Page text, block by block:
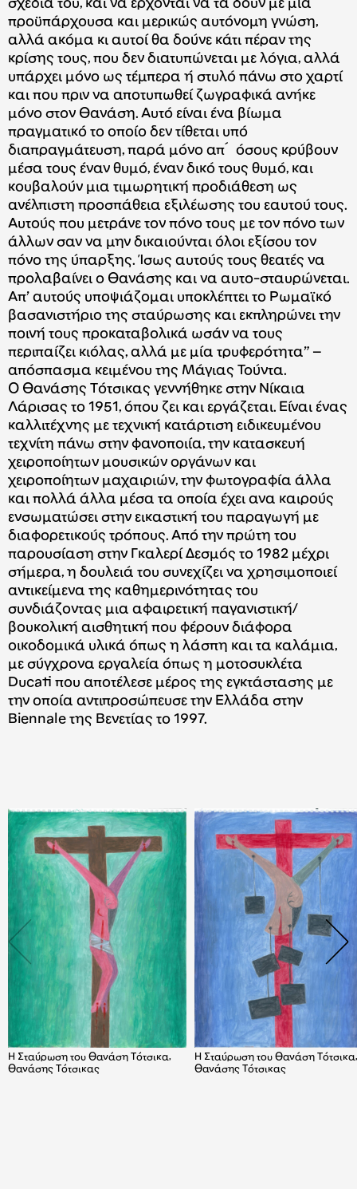
σχέδια του, και να έρχονται να τα δουν με μία
προϋπάρχουσα και μερικώς αυτόνομη γνώση,
αλλά ακόμα κι αυτοί θα δούνε κάτι πέραν της
κρίσης τους, που δεν διατυπώνεται με λόγια, αλλά
υπάρχει μόνο ως τέμπερα ή στυλό πάνω στο χαρτί
και που πριν να αποτυπωθεί ζωγραφικά ανήκε
μόνο στον Θανάση. Αυτό είναι ένα βίωμα
πραγματικό το οποίο δεν τίθεται υπό
διαπραγμάτευση, παρά μόνο απ΄ όσους κρύβουν
μέσα τους έναν θυμό, έναν δικό τους θυμό, και
κουβαλούν μια τιμωρητική προδιάθεση ως
ανέλπιστη προσπάθεια εξιλέωσης του εαυτού τους.
Aυτούς που μετράνε τον πόνο τους με τον πόνο των
άλλων σαν να μην δικαιούνται όλοι εξίσου τον
πόνο της ύπαρξης. Ίσως αυτούς τους θεατές να
προλαβαίνει ο Θανάσης και να αυτο-σταυρώνεται.
Απ’ αυτούς υποψιάζομαι υποκλέπτει το Ρωμαϊκό
βασανιστήριο της σταύρωσης και εκπληρώνει την
ποινή τους προκαταβολικά ωσάν να τους
περιπαίζει κιόλας, αλλά με μία τρυφερότητα” –
απόσπασμα κειμένου της Μάγιας Τούντα.
Ο Θανάσης Τότσικας γεννήθηκε στην Νίκαια
Λάρισας το 1951, όπου ζει και εργάζεται. Είναι ένας
καλλιτέχνης με τεχνική κατάρτιση ειδικευμένου
τεχνίτη πάνω στην φανοποιία, την κατασκευή
χειροποίητων μουσικών οργάνων και
χειροποίητων μαχαιριών, την φωτογραφία άλλα
και πολλά άλλα μέσα τα οποία έχει ανα καιρούς
ενσωματώσει στην εικαστική του παραγωγή με
διαφορετικούς τρόπους. Από την πρώτη του
παρουσίαση στην Γκαλερί Δεσμός το 1982 μέχρι
σήμερα, η δουλειά του συνεχίζει να χρησιμοποιεί
αντικείμενα της καθημερινότητας του
συνδιάζοντας μια αφαιρετική παγανιστική/
βουκολική αισθητική που φέρουν διάφορα
οικοδομικά υλικά όπως η λάσπη και τα καλάμια,
με σύγχρονα εργαλεία όπως η μοτοσυκλέτα
Ducati που αποτέλεσε μέρος της εγκτάστασης με
την οποία αντιπροσώπευσε την Ελλάδα στην
Biennale της Βενετίας το 1997.
H Σταύρωση του Θανάση Τότσικα,
Θανάσης Τότσικας
H Σταύρωση του Θανάση Τότσικα,
Θανάσης Τότσικας